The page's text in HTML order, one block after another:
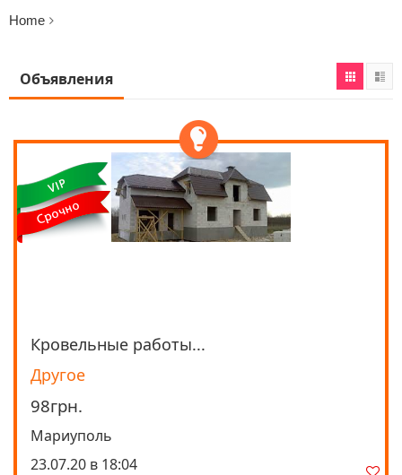
Home
Объявления
Просмотреть
Кровельные работы...
Другое
98грн.
Мариуполь
23.07.20 в 18:04